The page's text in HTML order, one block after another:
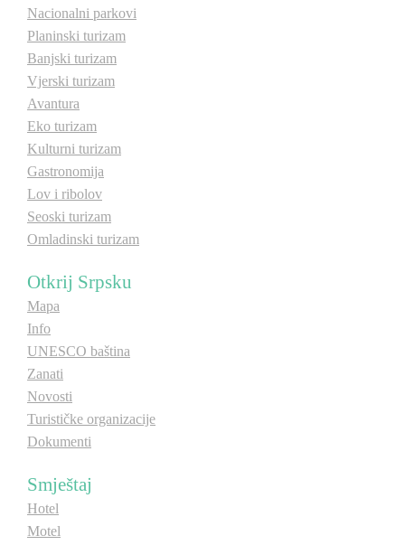
Foto
Video
E-Brochure
Otkrij Srpsku
Nacionalni parkovi
Planinski turizam
Banjski turizam
Vjerski turizam
Avantura
Eko turizam
Kulturni turizam
Gastronomija
Lov i ribolov
Seoski turizam
Omladinski turizam
Otkrij Srpsku
Mapa
Info
UNESCO baština
Zanati
Novosti
Turističke organizacije
Dokumenti
Smještaj
Hotel
Motel